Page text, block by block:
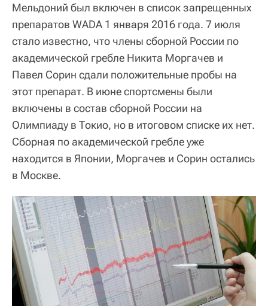
Мельдоний был включен в список запрещенных
препаратов WADA 1 января 2016 года. 7 июля
стало известно, что члены сборной России по
академической гребле Никита Моргачев и
Павел Сорин сдали положительные пробы на
этот препарат. В июне спортсмены были
включены в состав сборной России на
Олимпиаду в Токио, но в итоговом списке их нет.
Сборная по академической гребле уже
находится в Японии, Моргачев и Сорин остались
в Москве.